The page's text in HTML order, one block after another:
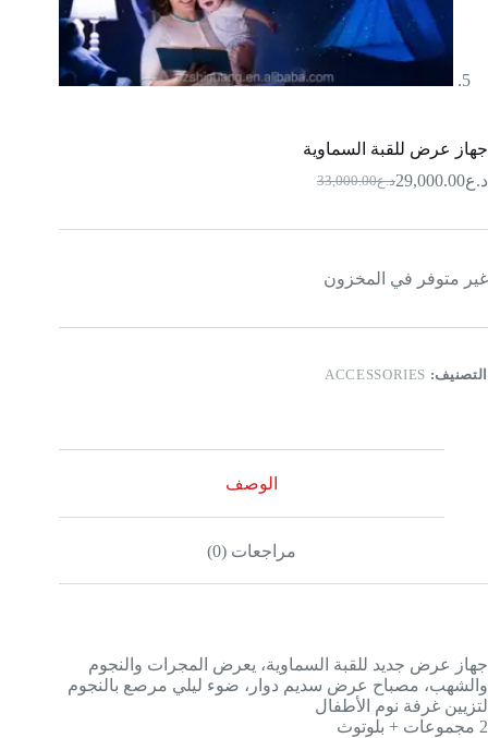
جهاز عرض للقبة السماوية
د.ع33,000.00السعر
هو:
د.ع29,000.00السعر
هو:
غير متوفر في المخزون
التصنيف: ACCESSORIES
الوصف
مراجعات (0)
جهاز عرض جديد للقبة السماوية، يعرض المجرات والنجوم
والشهب، مصباح عرض سديم دوار، ضوء ليلي مرصع بالنجوم
لتزيين غرفة نوم الأطفال
2 مجموعات + بلوتوث